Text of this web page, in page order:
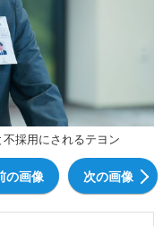
採用にされるテヨン
の画像 次の画像